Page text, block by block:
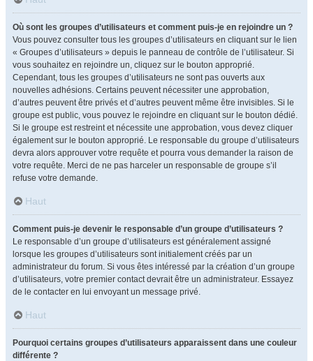
Où sont les groupes d’utilisateurs et comment puis-je en rejoindre un ?
Vous pouvez consulter tous les groupes d’utilisateurs en cliquant sur le lien
« Groupes d’utilisateurs » depuis le panneau de contrôle de l’utilisateur. Si
vous souhaitez en rejoindre un, cliquez sur le bouton approprié.
Cependant, tous les groupes d’utilisateurs ne sont pas ouverts aux
nouvelles adhésions. Certains peuvent nécessiter une approbation,
d’autres peuvent être privés et d’autres peuvent même être invisibles. Si le
groupe est public, vous pouvez le rejoindre en cliquant sur le bouton dédié.
Si le groupe est restreint et nécessite une approbation, vous devez cliquer
également sur le bouton approprié. Le responsable du groupe d’utilisateurs
devra alors approuver votre requête et pourra vous demander la raison de
votre requête. Merci de ne pas harceler un responsable de groupe s’il
refuse votre demande.
Haut
Comment puis-je devenir le responsable d’un groupe d’utilisateurs ?
Le responsable d’un groupe d’utilisateurs est généralement assigné
lorsque les groupes d’utilisateurs sont initialement créés par un
administrateur du forum. Si vous êtes intéressé par la création d’un groupe
d’utilisateurs, votre premier contact devrait être un administrateur. Essayez
de le contacter en lui envoyant un message privé.
Haut
Pourquoi certains groupes d’utilisateurs apparaissent dans une couleur
différente ?